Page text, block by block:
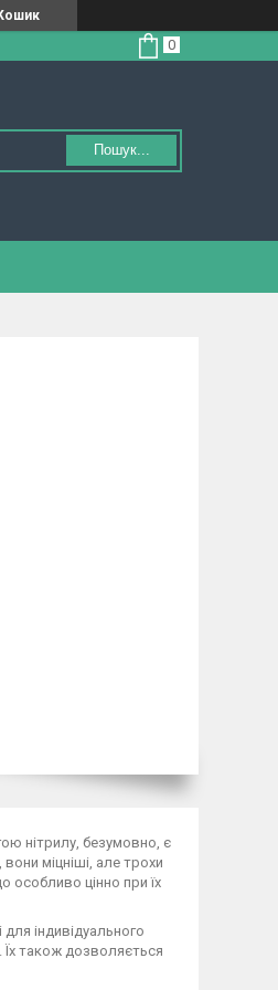
Пошук...
нітрилу, безумовно, є
міцніші, але трохи
особливо цінно при їх
індивідуального
Їх також дозволяється